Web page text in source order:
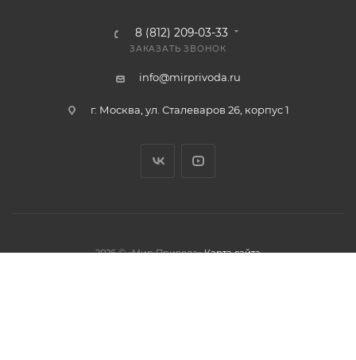
8 (812) 209-03-33
ЗАКАЗАТЬ ЗВОНОК
info@mirprivoda.ru
г. Москва, ул. Сталеваров 26, корпус 1
2026 © «Мир Привода» Карта сайта